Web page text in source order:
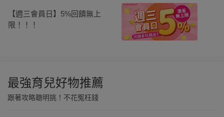
【週三會員日】5%回饋無上
限！！！
最強育兒好物推薦
跟著攻略聰明挑！不花冤枉錢